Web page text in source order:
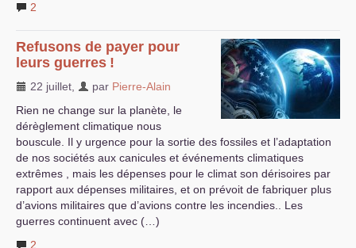
2
Refusons de payer pour
leurs guerres !
22 juillet par Pierre-Alain
Rien ne change sur la planète, le
dérèglement climatique nous
bouscule. Il y urgence pour la sortie des fossiles et l’adaptation
de nos sociétés aux canicules et événements climatiques
extrêmes , mais les dépenses pour le climat son dérisoires par
rapport aux dépenses militaires, et on prévoit de fabriquer plus
d’avions militaires que d’avions contre les incendies.. Les
guerres continuent avec (…)
2